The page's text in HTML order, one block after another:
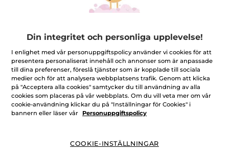
★★★★★
★★★★★
Inget
omdöme
LÄGG TILL RECENSION
Antal
Din integritet och personliga upplevelse!
I enlighet med vår personuppgiftspolicy använder vi cookies för att
presentera personaliserat innehåll och annonser som är anpassade
till dina preferenser, föreslå tjänster som är kopplade till sociala
medier och för att analysera webbplatsens trafik. Genom att klicka
på "Acceptera alla cookies" samtycker du till användning av alla
cookies som placeras på vår webbplats. Om du vill veta mer om vår
cookie-användning klickar du på "Inställningar för Cookies" i
bannern eller läser vår
Personuppgiftspolicy
COOKIE-INSTÄLLNINGAR